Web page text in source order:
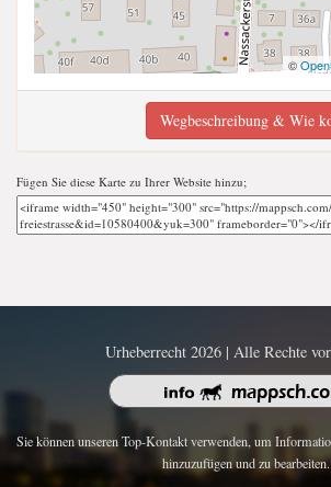
©
Wegbeschreibung & Wie
Fügen Sie diese Karte zu Ihrer Website hinzu;
Urheberrecht 2026 | Alle Rechte
Sie können unseren Top-Kontakt verwenden, um
hinzuzufügen und zu bearbeiten.